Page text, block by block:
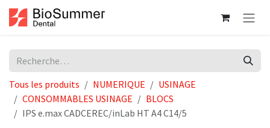
Se rendre au contenu
Tous les produits NUMERIQUE
USINAGE
CONSOMMABLES USINAGE
BLOCS
IPS e.max CADCEREC/inLab HT A4 C14/5